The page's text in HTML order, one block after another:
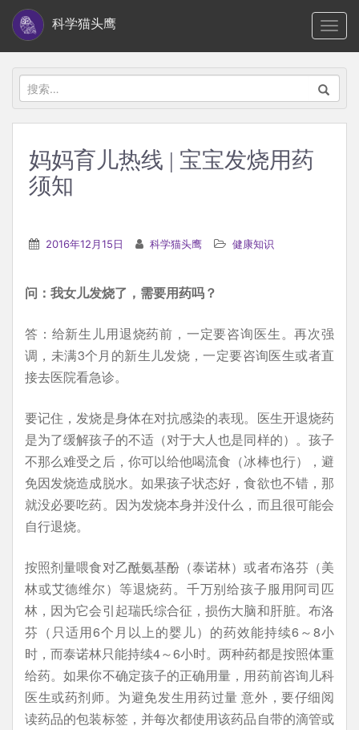
i
科学猫头鹰
搜
索：
妈妈育儿热线 | 宝宝发烧用药
须知
2016年12月15日 科学猫头鹰 健康知识
问：我女儿发烧了，需要用药吗？
答：给新生儿用退烧药前，一定要咨询医生。再次强
调，未满3个月的新生儿发烧，一定要咨询医生或者直
接去医院看急诊。
要记住，发烧是身体在对抗感染的表现。医生开退烧药
是为了缓解孩子的不适（对于大人也是同样的）。孩子
不那么难受之后，你可以给他喝流食（冰棒也行），避
免因发烧造成脱水。如果孩子状态好，食欲也不错，那
就没必要吃药。因为发烧本身并没什么，而且很可能会
自行退烧。
按照剂量喂食对乙酰氨基酚（泰诺林）或者布洛芬（美
林或艾德维尔）等退烧药。千万别给孩子服用阿司匹
林，因为它会引起瑞氏综合征，损伤大脑和肝脏。布洛
芬（只适用6个月以上的婴儿）的药效能持续6～8小
时，而泰诺林只能持续4～6小时。两种药都是按照体重
给药。如果你不确定孩子的正确用量，用药前咨询儿科
医生或药剂师。为避免发生用药过量 意外，要仔细阅
读药品的包装标签，并每次都使用该药品自带的滴管或